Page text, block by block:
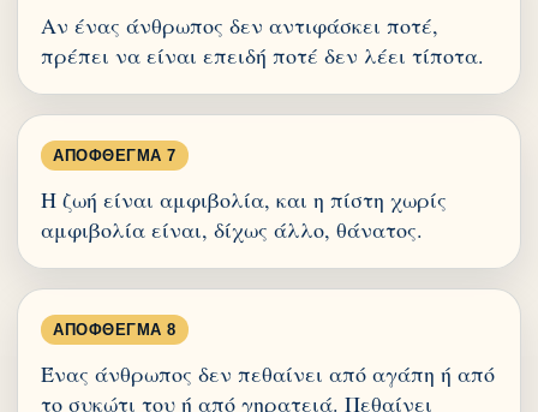
Αν ένας άνθρωπος δεν αντιφάσκει ποτέ,
πρέπει να είναι επειδή ποτέ δεν λέει τίποτα.
ΑΠΌΦΘΕΓΜΑ 7
Η ζωή είναι αμφιβολία, και η πίστη χωρίς
αμφιβολία είναι, δίχως άλλο, θάνατος.
ΑΠΌΦΘΕΓΜΑ 8
Ένας άνθρωπος δεν πεθαίνει από αγάπη ή από
το συκώτι του ή από γηρατειά. Πεθαίνει